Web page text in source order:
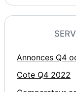
Annonces Q4
Cote Q4 2022